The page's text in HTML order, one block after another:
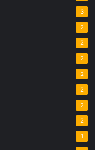
3
2
2
2
2
2
2
2
1